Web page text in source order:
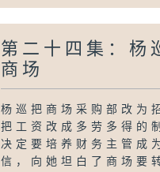
第二十四集：杨
商场
杨巡把商场采购部改为
把工资改成多劳多得的
决定要培养财务主管成
信，向她坦白了商场要